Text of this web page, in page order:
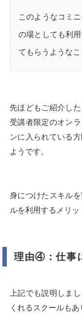
このようなコミ
の場としても利
てもらうようなこ
先ほどもご紹介した
受講者限定のオン
ンに入られている
ようです。
身につけたスキル
ルを利用するメリッ
理由④：仕事
上記でも説明しま
くれるスクールもあ